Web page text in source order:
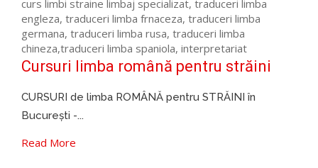
Cursuri limba română pentru străini
CURSURI de limba ROMÂNĂ pentru STRĂINI în
București -...
Read More